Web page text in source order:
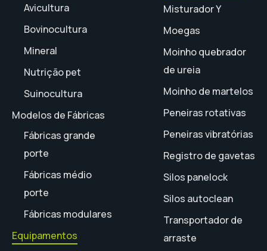
Avicultura
Bovinocultura
Mineral
Nutrição pet
Suinocultura
Modelos de Fábricas
Fábricas grande
porte
Fábricas médio
porte
Fábricas modulares
Equipamentos
Misturador Y
Moegas
Moinho quebrador
de ureia
Moinho de martelos
Peneiras rotativas
Peneiras vibratórias
Registro de gavetas
Silos panelock
Silos autoclean
Transportador de
arraste